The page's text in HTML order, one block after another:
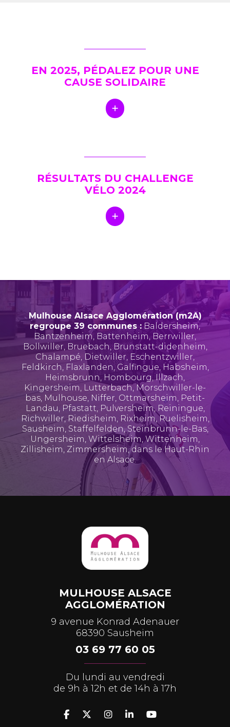
EN 2025, PÉDALEZ POUR UNE
CAUSE SOLIDAIRE
RÉSULTATS DU CHALLENGE
VÉLO 2024
Mulhouse Alsace Agglomération (m2A)
regroupe 39 communes : Baldersheim,
Bantzenheim, Battenheim, Berrwiller,
Bollwiller, Bruebach,Brunstatt-didenheim,
Chalampé, Dietwiller, Eschentzwiller,
Feldkirch, Flaxlanden,Galfingue, Habsheim,
Heimsbrunn, Hombourg,Illzach,
Kingersheim, Lutterbach, Morschwiller-le-
bas, Mulhouse, Niffer, Ottmarsheim, Petit-
Landau, Pfastatt, Pulversheim, Reiningue,
Richwiller, Riedisheim, Rixheim,Ruelisheim,
Sausheim, Staffelfelden, Steinbrunn-le-Bas,
Ungersheim, Wittelsheim,Wittenheim,
Zillisheim, Zimmersheim, dans le Haut-Rhin
en Alsace.
MULHOUSE ALSACE
AGGLOMÉRATION
9 avenue Konrad Adenauer
68390 Sausheim
03 69 77 60 05
Du lundi au vendredi
de 9h à 12h et de 14h à 17h